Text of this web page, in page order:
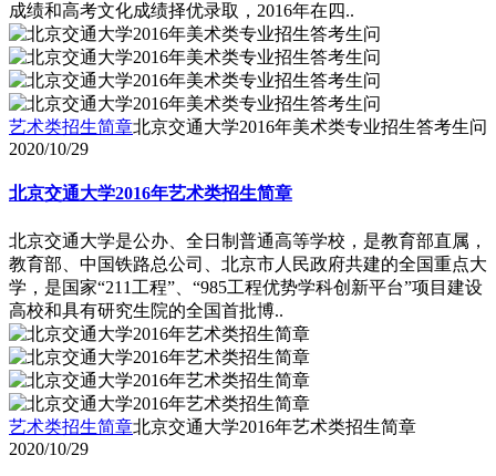
成绩和高考文化成绩择优录取，2016年在四..
艺术类招生简章北京交通大学2016年美术类专业招生答考生问
2020/10/29
北京交通大学2016年艺术类招生简章
北京交通大学是公办、全日制普通高等学校，是教育部直属，
教育部、中国铁路总公司、北京市人民政府共建的全国重点大
学，是国家“211工程”、“985工程优势学科创新平台”项目建设
高校和具有研究生院的全国首批博..
艺术类招生简章北京交通大学2016年艺术类招生简章
2020/10/29